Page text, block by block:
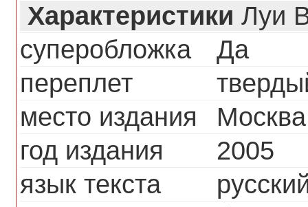
Характеристики Луи
суперобложка
Да
переплет
место издания
Москва
год издания
2005
язык текста